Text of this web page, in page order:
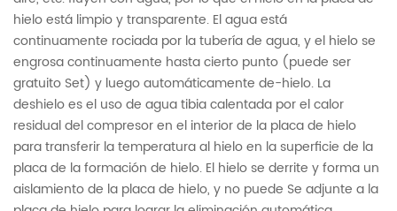
hielo está limpio y transparente. El agua está
continuamente rociada por la tubería de agua, y el hielo se
engrosa continuamente hasta cierto punto (puede ser
gratuito Set) y luego automáticamente de-hielo. La
deshielo es el uso de agua tibia calentada por el calor
residual del compresor en el interior de la placa de hielo
para transferir la temperatura al hielo en la superficie de la
placa de la formación de hielo. El hielo se derrite y forma un
aislamiento de la placa de hielo, y no puede Se adjunte a la